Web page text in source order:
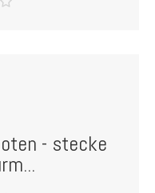
- stecke